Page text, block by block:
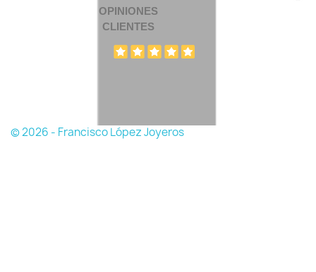
OPINIONES
CLIENTES
© 2026 - Francisco López Joyeros